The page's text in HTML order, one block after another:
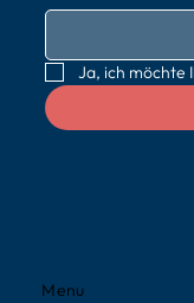
Menu
Ja, ich möchte